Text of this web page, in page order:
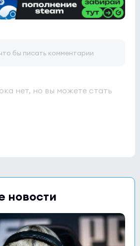
бы писать комментарии
нет, но вы можете стать
новости